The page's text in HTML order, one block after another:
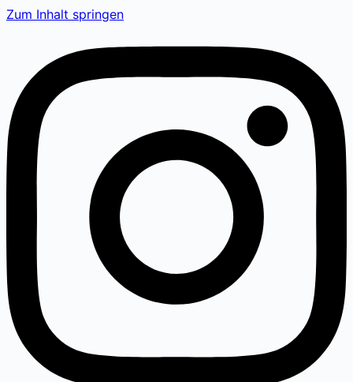
Zum Inhalt springen